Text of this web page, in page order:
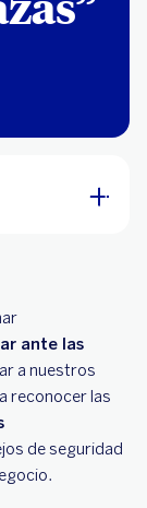
o conjunto
desde
con el
hay aún
hay
ante las
a nuestros
reconocer las
de seguridad